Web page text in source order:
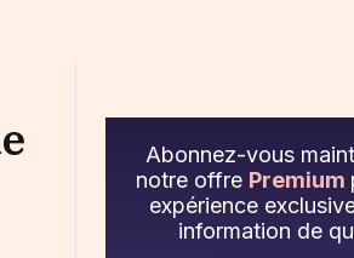
Abonnez-vous
notre offre Premium
expérience
information de